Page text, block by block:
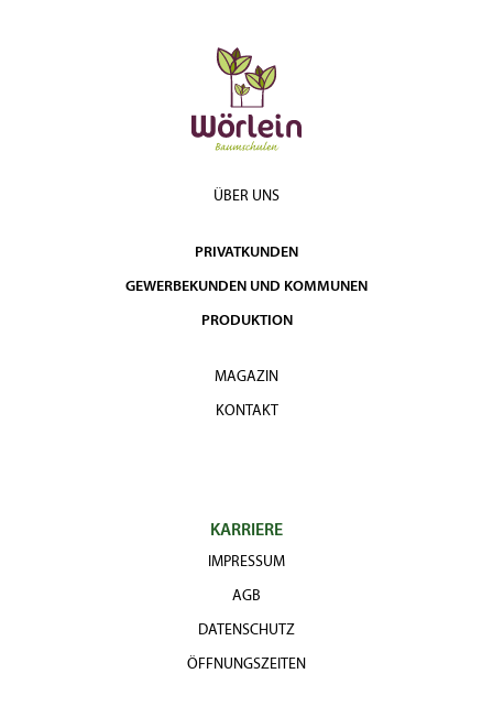
ÜBER UNS
PRIVATKUNDEN
GEWERBEKUNDEN UND KOMMUNEN
PRODUKTION
MAGAZIN
KONTAKT
KARRIERE
IMPRESSUM
AGB
DATENSCHUTZ
ÖFFNUNGSZEITEN